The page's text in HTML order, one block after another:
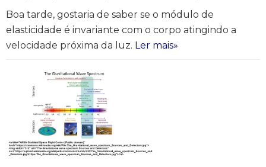
Boa tarde, gostaria de saber se o módulo de
elasticidade é invariante com o corpo atingindo a
velocidade próxima da luz. Ler mais»